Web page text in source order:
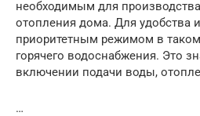
необходимым для
отопления дома. Для удобства
приоритетным режимом в таком
горячего водоснабжения. Это
включении подачи воды,
…